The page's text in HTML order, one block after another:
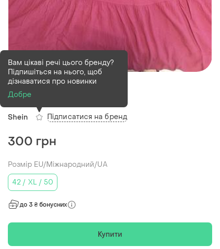
В наявності1 шт
Сукня жіноча shein
Shein
Вам цікаві речі цього бренду?
Підпишіться на нього, щоб
дізнаватися про новинки
Добре
Підписатися на бренд
300 грн
Розмір EU/Міжнародний/UA
42 / XL / 50
до 3 ₴ бонусних
Купити